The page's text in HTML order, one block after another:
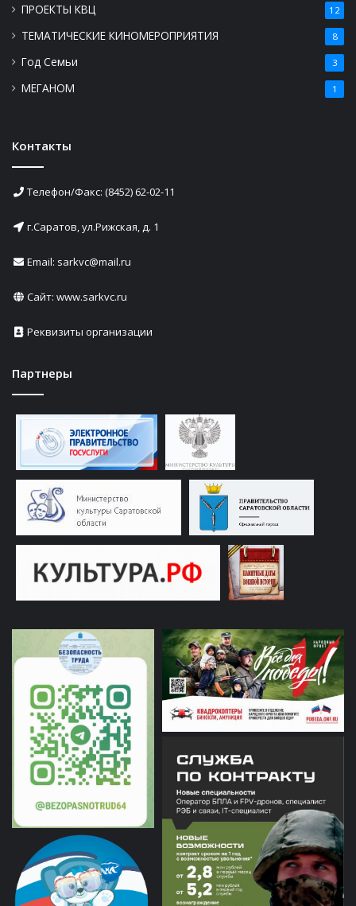
ПРОЕКТЫ КВЦ 12
ТЕМАТИЧЕСКИЕ КИНОМЕРОПРИЯТИЯ 8
Год Семьи 3
МЕГАНОМ 1
Контакты
Телефон/Факс: (8452) 62-02-11
г.Саратов, ул.Рижская, д. 1
Email: sarkvc@mail.ru
Сайт: www.sarkvc.ru
Реквизиты организации
Партнеры